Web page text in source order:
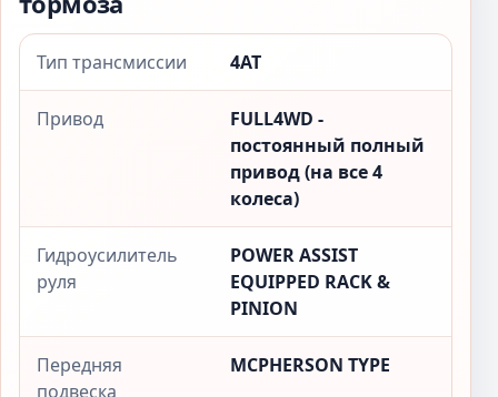
Тип трансмиссии 4AT
Привод
FULL4WD -
постоянный полный
привод (на все 4
колеса)
Гидроусилитель
руля
POWER ASSIST
EQUIPPED RACK &
PINION
Передняя
подвеска
MCPHERSON TYPE